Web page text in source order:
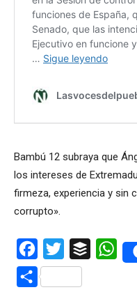
Bambú 12 subraya que
los intereses de
firmeza, experiencia y sin
corrupto».
Facebook
Twitter Buffer
Compartir